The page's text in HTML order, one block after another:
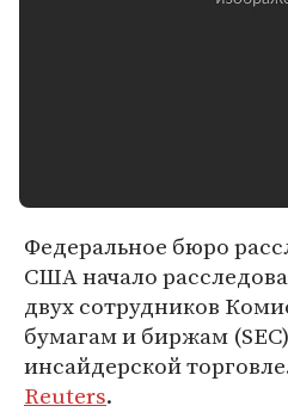
Федеральное бюро
США начало
двух сотрудников
бумагам и биржам
инсайдерской
Reuters.